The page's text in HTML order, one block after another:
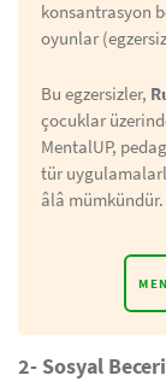
konsantrasyon
oyunlar
Bu egzersizler,
çocuklar
MentalUP,
tür
âlâ mümkündür.
2- Sosyal